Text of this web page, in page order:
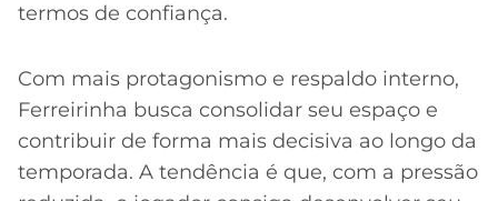
termos de confiança.
Com mais protagonismo e respaldo interno,
Ferreirinha busca consolidar seu espaço e
contribuir de forma mais decisiva ao longo da
temporada. A tendência é que, com a pressão